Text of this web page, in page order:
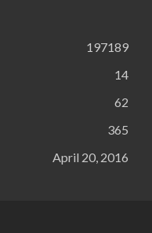
197189
14
62
365
April 20, 2016